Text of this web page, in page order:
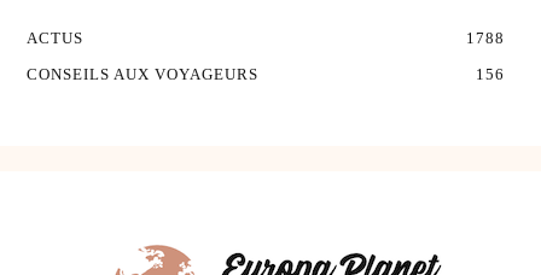
ACTUS
1788
CONSEILS AUX VOYAGEURS
156